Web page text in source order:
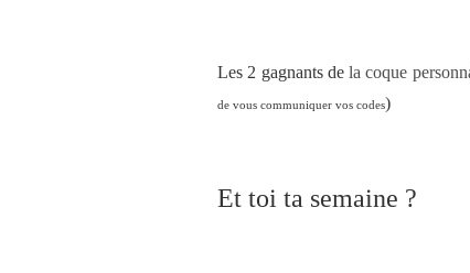
Les 2 gagnants de la coque
de vous communiquer vos codes)
Et toi ta semaine ?